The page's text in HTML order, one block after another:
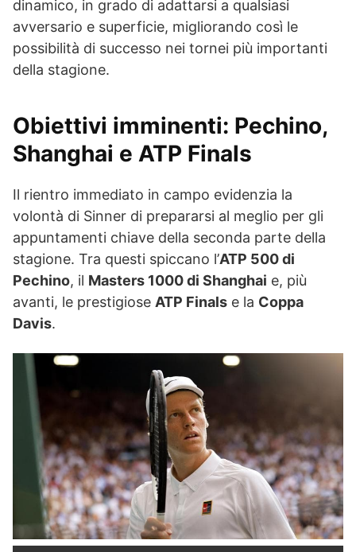
dinamico, in grado di adattarsi a qualsiasi
avversario e superficie, migliorando così le
possibilità di successo nei tornei più importanti
della stagione.
Obiettivi imminenti: Pechino,
Shanghai e ATP Finals
Il rientro immediato in campo evidenzia la
volontà di Sinner di prepararsi al meglio per gli
appuntamenti chiave della seconda parte della
stagione. Tra questi spiccano l’ATP 500 di
Pechino, il Masters 1000 di Shanghai e, più
avanti, le prestigiose ATP Finals e la Coppa
Davis.